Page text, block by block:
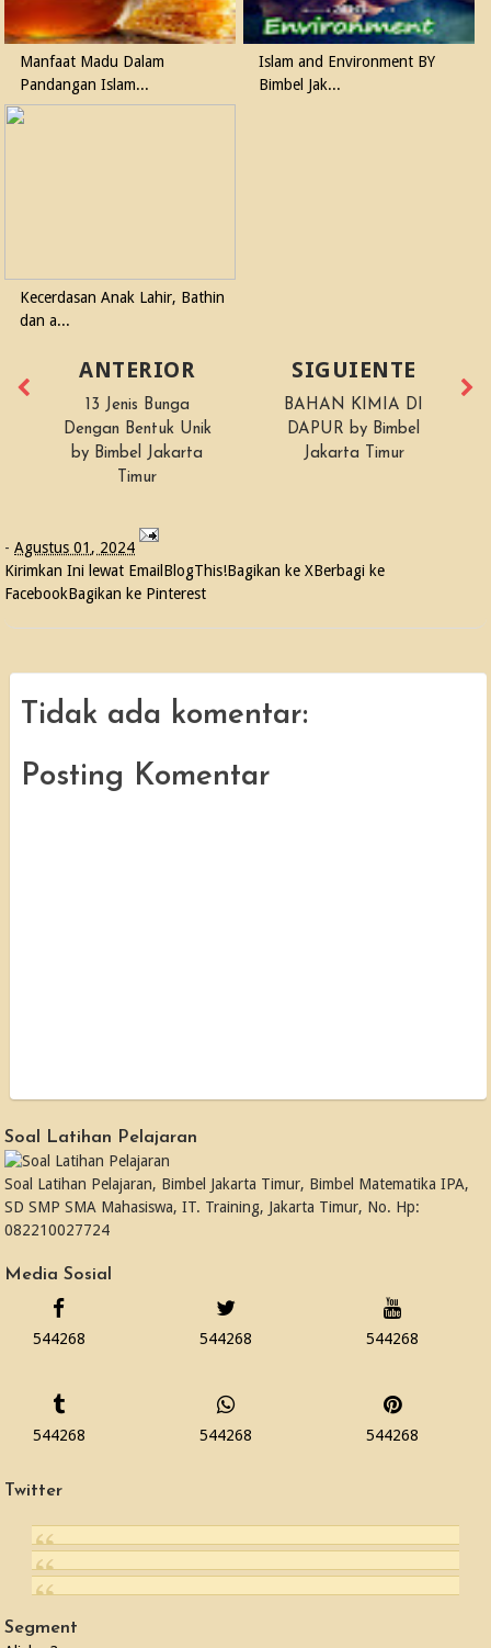
Manfaat Madu Dalam
Pandangan Islam...
Islam and Environment BY
Bimbel Jak...
Kecerdasan Anak Lahir, Bathin
dan a...
SIGUIENTE
BAHAN KIMIA DI
DAPUR by Bimbel
Jakarta Timur
ANTERIOR
13 Jenis Bunga
Dengan Bentuk Unik
by Bimbel Jakarta
Timur
-Agustus 01, 2024
Kirimkan Ini lewat Email BlogThis!Bagikan ke XBerbagi ke
FacebookBagikan ke Pinterest
Tidak ada komentar:
Posting Komentar
Soal Latihan Pelajaran
Soal Latihan Pelajaran, Bimbel Jakarta Timur, Bimbel Matematika IPA,
SD SMP SMA Mahasiswa, IT. Training, Jakarta Timur, No. Hp:
082210027724
Media Sosial
544268 544268 544268
544268 544268 544268
Twitter
Segment